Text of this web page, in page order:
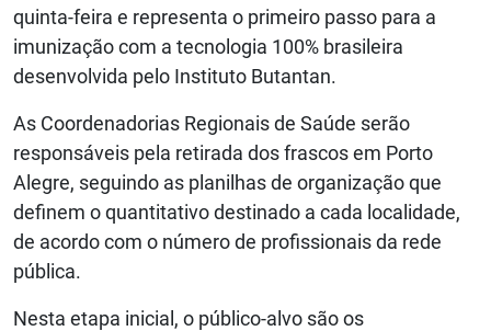
quinta-feira e representa o primeiro passo para a
imunização com a tecnologia 100% brasileira
desenvolvida pelo Instituto Butantan.
As Coordenadorias Regionais de Saúde serão
responsáveis pela retirada dos frascos em Porto
Alegre, seguindo as planilhas de organização que
definem o quantitativo destinado a cada localidade,
de acordo com o número de profissionais da rede
pública.
Nesta etapa inicial, o público-alvo são os